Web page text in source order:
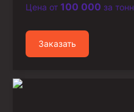
Цена от 100 000 за
Заказать